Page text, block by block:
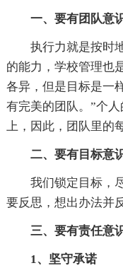
一、要有团队意
执行力就是按时
的能力，学校管理也
各异，但是目标是一
有完美的团队。”个
上，因此，团队里的
二、要有目标意
我们锁定目标，
要反思，想出办法并
三、要有责任意
1、坚守承诺